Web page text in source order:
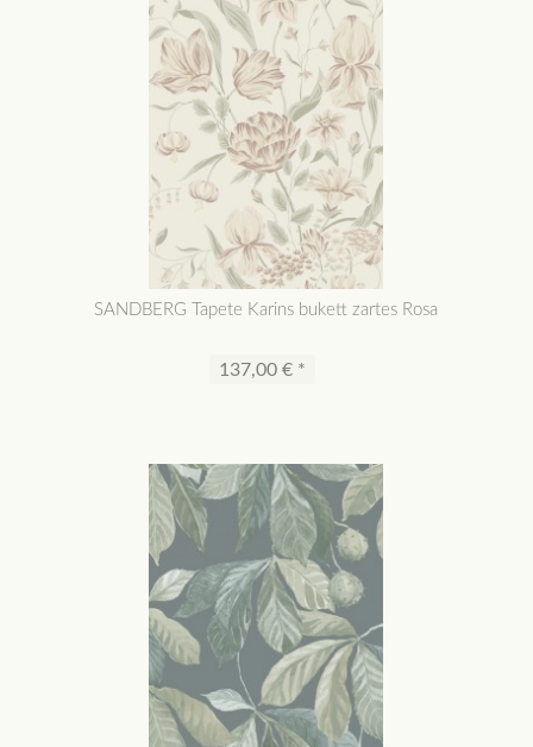
SANDBERG Tapete Karins bukett zartes Rosa
137,00 € *